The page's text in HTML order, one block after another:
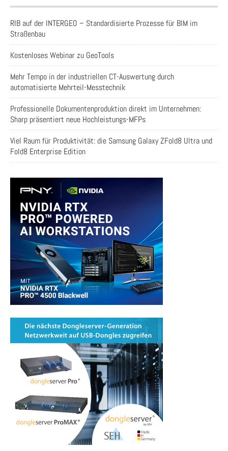
RIB auf der INTERGEO – Standardisierte Prozesse für BIM im
Straßenbau
Kostenloses Webinar zu GeoTools
Mehr Tempo in der industriellen CT-Auswertung durch
automatisierte Mehrteil-Messtechnik
Professionelle Dokumentenproduktion direkt im Unternehmen:
Sharp präsentiert neue Hochleistungs-MFPs
Viel Raum für Produktivität: die Samsung Galaxy ZFold8 Ultra und
Fold8 Enterprise Edition